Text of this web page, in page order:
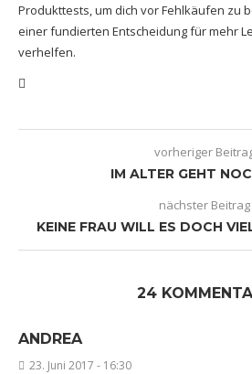
Produkttests, um dich vor Fehlkäufen zu
einer fundierten Entscheidung für mehr
verhelfen.
vorheriger
IM ALTER GEHT
nächster Beitrag
KEINE FRAU WILL ES DOCH
24
ANDREA
23. Juni 2017 - 16:30